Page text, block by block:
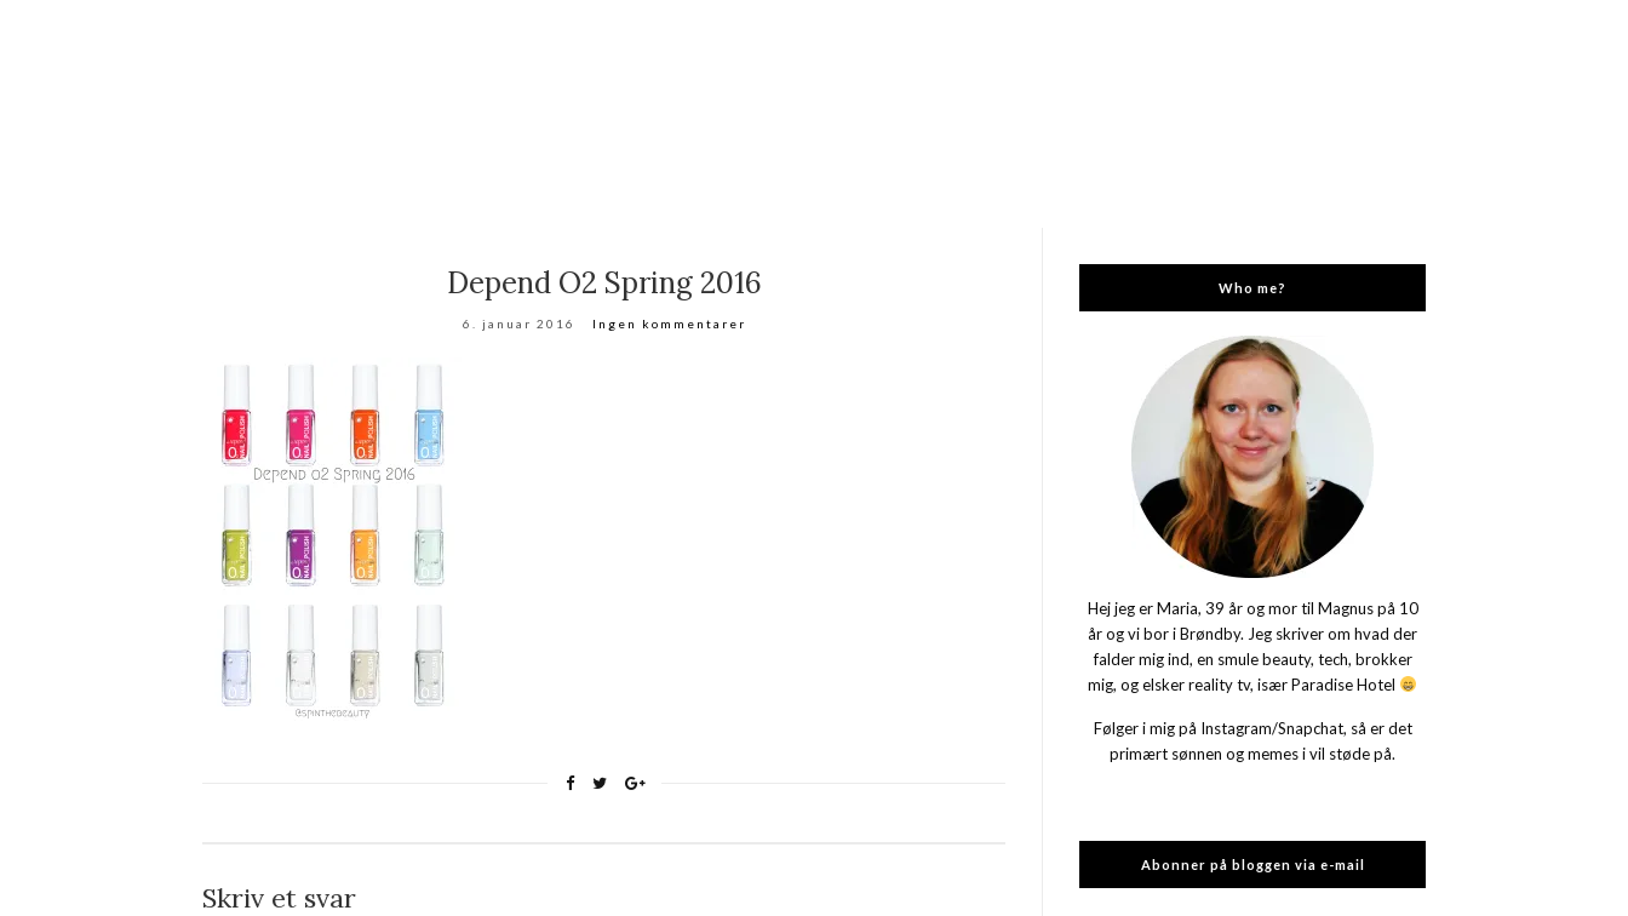
Depend O2 Spring 2016
6. januar 2016 Ingen kommentarer
Skriv et svar
Who me?
Hej jeg er Maria, 39 år og mor til Magnus på 10
år og vi bor i Brøndby. Jeg skriver om hvad der
falder mig ind, en smule beauty, tech, brokker
mig, og elsker reality tv, især Paradise Hotel
Følger i mig på Instagram/Snapchat, så er det
primært sønnen og memes i vil støde på.
Abonner på bloggen via e-mail